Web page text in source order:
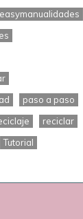
paso a paso
reciclar
Tutorial